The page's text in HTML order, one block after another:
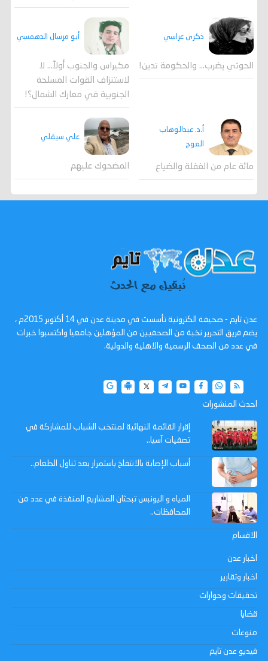
ذكرى عراسي
الحوثي يضرب… والحكومة تدين!
أبو مرسال الدهمسي
مكيراس والجنوب أولاً... لا
لاستنزاف القوات المسلحة
الجنوبية في معارك الشمال؟!
أ.د. عبدالوهاب
العوج
مائة عام من الغفلة والضياع
علي سيقلي
المضحوك عليهم
عدن تايم - صحيفة الكترونية تأسست في مدينة عدن في 14 أكتوبر 2015م ،
يضم فريق التحرير نخبة من الصحفيين من المؤهلين جامعيا واكتسبوا خبرات
في عدد من الصحف الرسمية والاهلية والدولية.
احدث المنشورات
إقرار القائمة النهائية لمنتخب الشباب للمشاركة في
تصفيات آسيا..
أسباب الإصابة بالانتفاخ باستمرار بعد تناول الطعام..
المياه و اليونبس تبحثان المشاريع المنفذة في عدد من
المحافظات..
الاقسام
اخبار عدن
اخبار وتقارير
تحقيقات وحوارات
قضايا
منوعات
فيديو عدن تايم